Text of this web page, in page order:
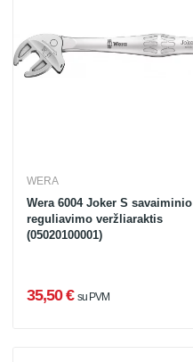
WERA
Wera 6004 Joker S savaiminio
reguliavimo veržliaraktis
(05020100001)
35,50 € su PVM